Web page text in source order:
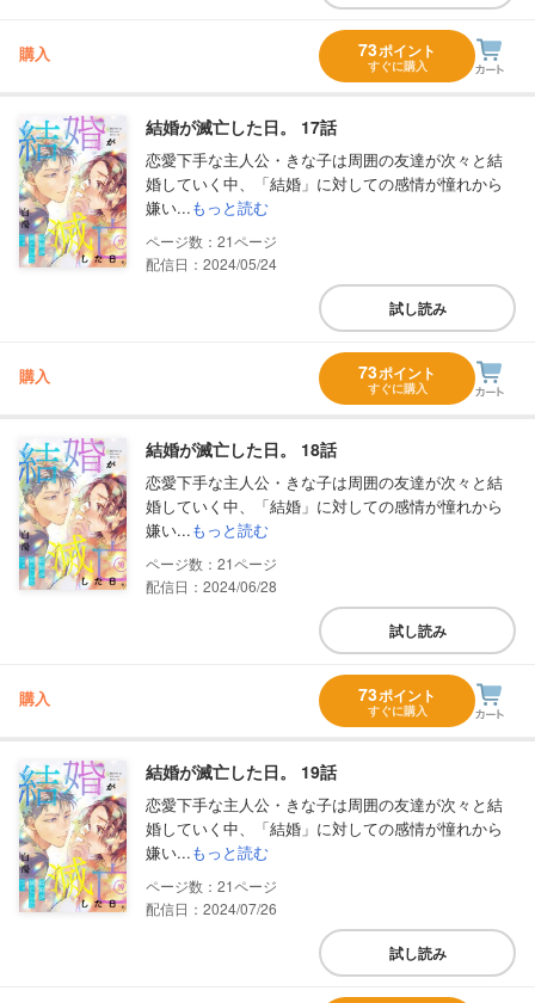
購入 73ポイント
すぐに購入
結婚が滅亡した日。 17話
恋愛下手な主人公・きな子は周囲の友達が次々と結
婚していく中、「結婚」に対しての感情が憧れから
嫌い...もっと読む
21
配信日：2024/05/24
試し読み
購入 73ポイント
すぐに購入
結婚が滅亡した日。 18話
恋愛下手な主人公・きな子は周囲の友達が次々と結
婚していく中、「結婚」に対しての感情が憧れから
嫌い...もっと読む
21
配信日：2024/06/28
試し読み
購入 73ポイント
すぐに購入
結婚が滅亡した日。 19話
恋愛下手な主人公・きな子は周囲の友達が次々と結
婚していく中、「結婚」に対しての感情が憧れから
嫌い...もっと読む
21
配信日：2024/07/26
試し読み